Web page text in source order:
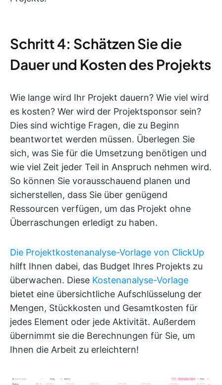
Schritt 4: Schätzen Sie die
Dauer und Kosten des Projekts
Wie lange wird Ihr Projekt dauern? Wie viel wird
es kosten? Wer wird der Projektsponsor sein?
Dies sind wichtige Fragen, die zu Beginn
beantwortet werden müssen. Überlegen Sie
sich, was Sie für die Umsetzung benötigen und
wie viel Zeit jeder Teil in Anspruch nehmen wird.
So können Sie vorausschauend planen und
sicherstellen, dass Sie über genügend
Ressourcen verfügen, um das Projekt ohne
Überraschungen erledigt zu haben.
Die Projektkostenanalyse-Vorlage von ClickUp
hilft Ihnen dabei, das Budget Ihres Projekts zu
überwachen. Diese Kostenanalyse-Vorlage
bietet eine übersichtliche Aufschlüsselung der
Mengen, Stückkosten und Gesamtkosten für
jedes Element oder jede Aktivität. Außerdem
übernimmt sie die Berechnungen für Sie, um
Ihnen die Arbeit zu erleichtern!